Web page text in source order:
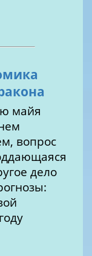
майя
вопрос
дело